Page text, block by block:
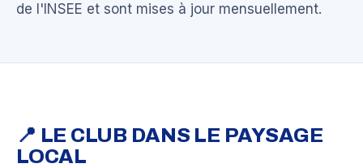
de l'INSEE et sont mises à jour mensuellement.
📍 LE CLUB DANS LE PAYSAGE
LOCAL